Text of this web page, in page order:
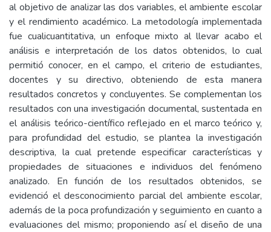
al objetivo de analizar las dos variables, el ambiente escolar
y el rendimiento académico. La metodología implementada
fue cualicuantitativa, un enfoque mixto al llevar acabo el
análisis e interpretación de los datos obtenidos, lo cual
permitió conocer, en el campo, el criterio de estudiantes,
docentes y su directivo, obteniendo de esta manera
resultados concretos y concluyentes. Se complementan los
resultados con una investigación documental, sustentada en
el análisis teórico-científico reflejado en el marco teórico y,
para profundidad del estudio, se plantea la investigación
descriptiva, la cual pretende especificar características y
propiedades de situaciones e individuos del fenómeno
analizado. En función de los resultados obtenidos, se
evidenció el desconocimiento parcial del ambiente escolar,
además de la poca profundización y seguimiento en cuanto a
evaluaciones del mismo; proponiendo así el diseño de una